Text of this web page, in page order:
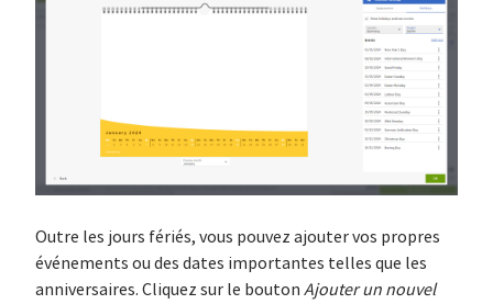
Outre les jours fériés, vous pouvez ajouter vos propres
événements ou des dates importantes telles que les
anniversaires. Cliquez sur le bouton Ajouter un nouvel